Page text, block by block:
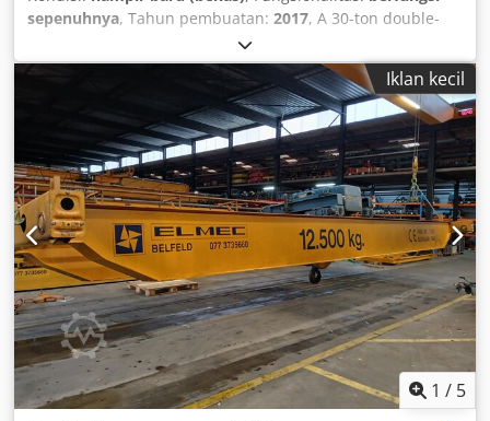
sepenuhnya, Tahun pembuatan: 2017, A 30-ton double-
girder overhead crane by Darusín, featuring a 14-meter
long crane runway and columns. Dodpevlyd Iofx Aqisck
Manufacturer: Darusín Kft., STRASSE. Year of manufacture:
2017 Span: 9.1 m Lifting height: 7 m Crane runway length:
12.5 meters Crane model: Street ZX1006 Hoisting speed:
1.3/0.3 m/min Travel speed: 20/2 m/min Voltage: 400 V, 50
Hz, 28 A, IP44 Control voltage: 48 V
Iklan kecil
1 / 5